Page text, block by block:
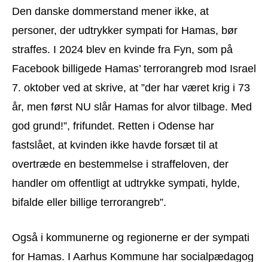
Den danske dommerstand mener ikke, at
personer, der udtrykker sympati for Hamas, bør
straffes. I 2024 blev en kvinde fra Fyn, som på
Facebook billigede Hamas’ terrorangreb mod Israel
7. oktober ved at skrive, at ”der har været krig i 73
år, men først NU slår Hamas for alvor tilbage. Med
god grund!”, frifundet. Retten i Odense har
fastslået, at kvinden ikke havde forsæt til at
overtræde en bestemmelse i straffeloven, der
handler om offentligt at udtrykke sympati, hylde,
bifalde eller billige terrorangreb”.
Også i kommunerne og regionerne er der sympati
for Hamas. I Aarhus Kommune har socialpædagog